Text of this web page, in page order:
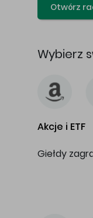
Otwórz
Wybierz
Akcje i ETF
Giełdy